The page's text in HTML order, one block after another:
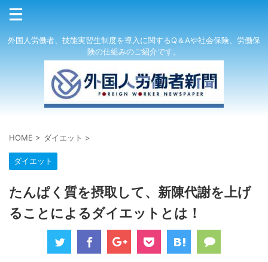
外国人労働者、技能実習生制度を導入に関するQ＆Aや社会保険、労働保
険の仕組みのご紹介です。
HOME > ダイエット >
ダイエット
たんぱく質を摂取して、新陳代謝を上げ
ることによるダイエットとは！